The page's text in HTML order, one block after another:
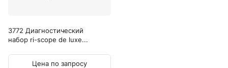
3772 Диагностический
набор ri-scope de luxe...
Цена по запросу